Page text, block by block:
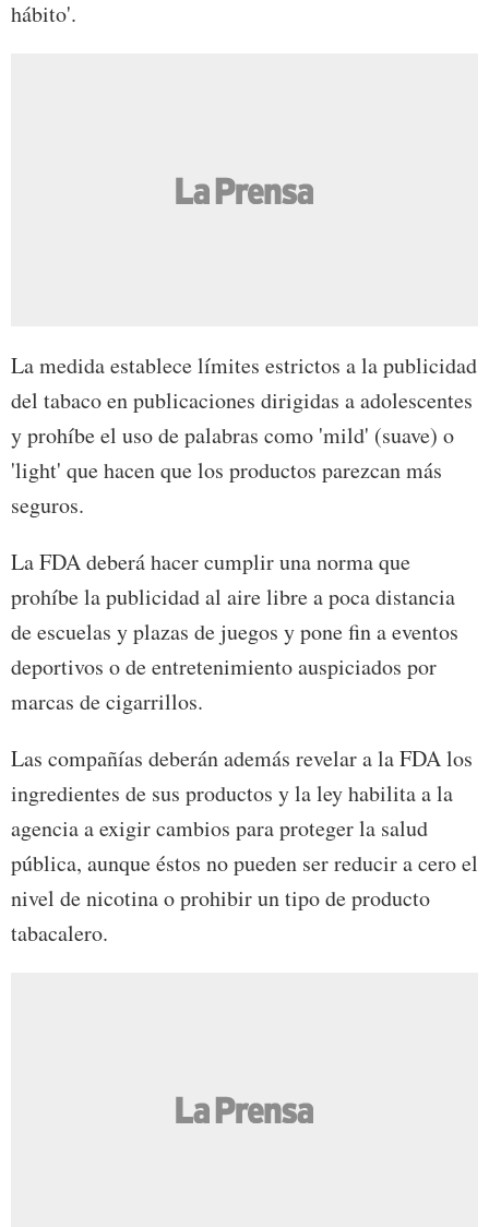
hábito'.
La medida establece límites estrictos a la publicidad
del tabaco en publicaciones dirigidas a adolescentes
y prohíbe el uso de palabras como 'mild' (suave) o
'light' que hacen que los productos parezcan más
seguros.
La FDA deberá hacer cumplir una norma que
prohíbe la publicidad al aire libre a poca distancia
de escuelas y plazas de juegos y pone fin a eventos
deportivos o de entretenimiento auspiciados por
marcas de cigarrillos.
Las compañías deberán además revelar a la FDA los
ingredientes de sus productos y la ley habilita a la
agencia a exigir cambios para proteger la salud
pública, aunque éstos no pueden ser reducir a cero el
nivel de nicotina o prohibir un tipo de producto
tabacalero.